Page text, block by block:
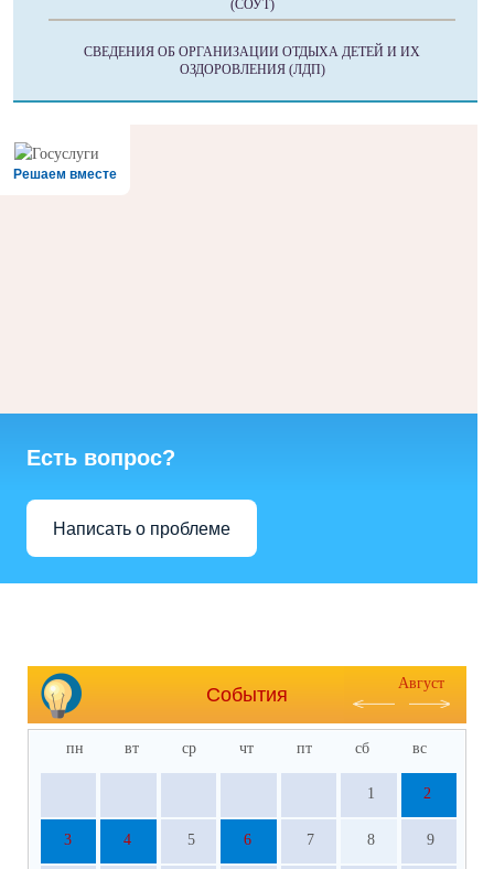
(СОУТ)
СВЕДЕНИЯ ОБ ОРГАНИЗАЦИИ ОТДЫХА ДЕТЕЙ И ИХ
ОЗДОРОВЛЕНИЯ (ЛДП)
Решаем вместе
Есть вопрос?
Написать о проблеме
События
Август
пн вт ср чт пт сб вс
1 2
3 4 5 6 7 8 9